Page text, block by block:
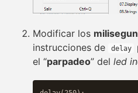
Modificar los
instrucciones de
delay
el “parpadeo” del led